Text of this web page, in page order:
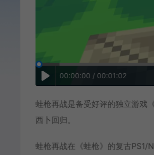
00:00:00 / 00:01:02
蛙枪再战是备受好评的独立游戏
西卜回归。
蛙枪再战在《蛙枪》的复古PS1/